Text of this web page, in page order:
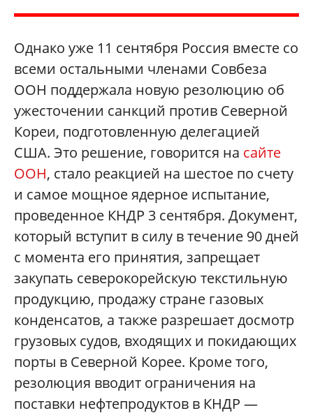
Однако уже 11 сентября Россия вместе со
всеми остальными членами Совбеза
ООН поддержала новую резолюцию об
ужесточении санкций против Северной
Кореи, подготовленную делегацией
США. Это решение, говорится на сайте
ООН, стало реакцией на шестое по счету
и самое мощное ядерное испытание,
проведенное КНДР 3 сентября. Документ,
который вступит в силу в течение 90 дней
c момента его принятия, запрещает
закупать северокорейскую текстильную
продукцию, продажу стране газовых
конденсатов, а также разрешает досмотр
грузовых судов, входящих и покидающих
порты в Северной Корее. Кроме того,
резолюция вводит ограничения на
поставки нефтепродуктов в КНДР —